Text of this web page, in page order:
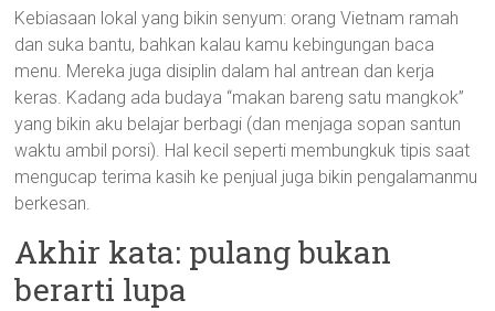
Kebiasaan lokal yang bikin senyum: orang Vietnam ramah
dan suka bantu, bahkan kalau kamu kebingungan baca
menu. Mereka juga disiplin dalam hal antrean dan kerja
keras. Kadang ada budaya “makan bareng satu mangkok”
yang bikin aku belajar berbagi (dan menjaga sopan santun
waktu ambil porsi). Hal kecil seperti membungkuk tipis saat
mengucap terima kasih ke penjual juga bikin pengalamanmu
berkesan.
Akhir kata: pulang bukan
berarti lupa